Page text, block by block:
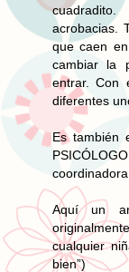
acrobacias.
que caen
cambiar la
entrar. Con
diferentes
Es también
Aquí un
cualquier
bien”)